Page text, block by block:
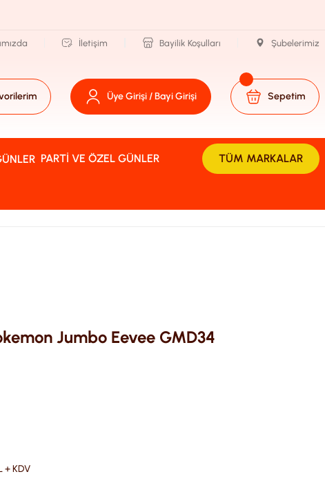
İletişim Bayilik Koşulları Şubelerimiz
Üye Girişi / Bayi Girişi Sepetim
PARTI VE ÖZEL GÜNLER TÜM MARKALAR
Jumbo Eevee GMD34
+ KDV